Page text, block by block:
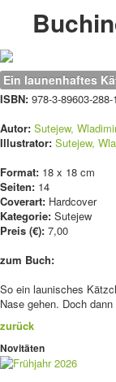
Ein launenhaftes
ISBN: 978-3-89603-288-1
Autor: Sutejew,
Illustrator: Sutejew,
Format: 18 x 18 cm
Seiten: 14
Coverart: Hardcover
Kategorie: Sutejew
Preis (€): 7,00
zum Buch:
So ein launisches
Nase gehen. Doch
zurück
Novitäten